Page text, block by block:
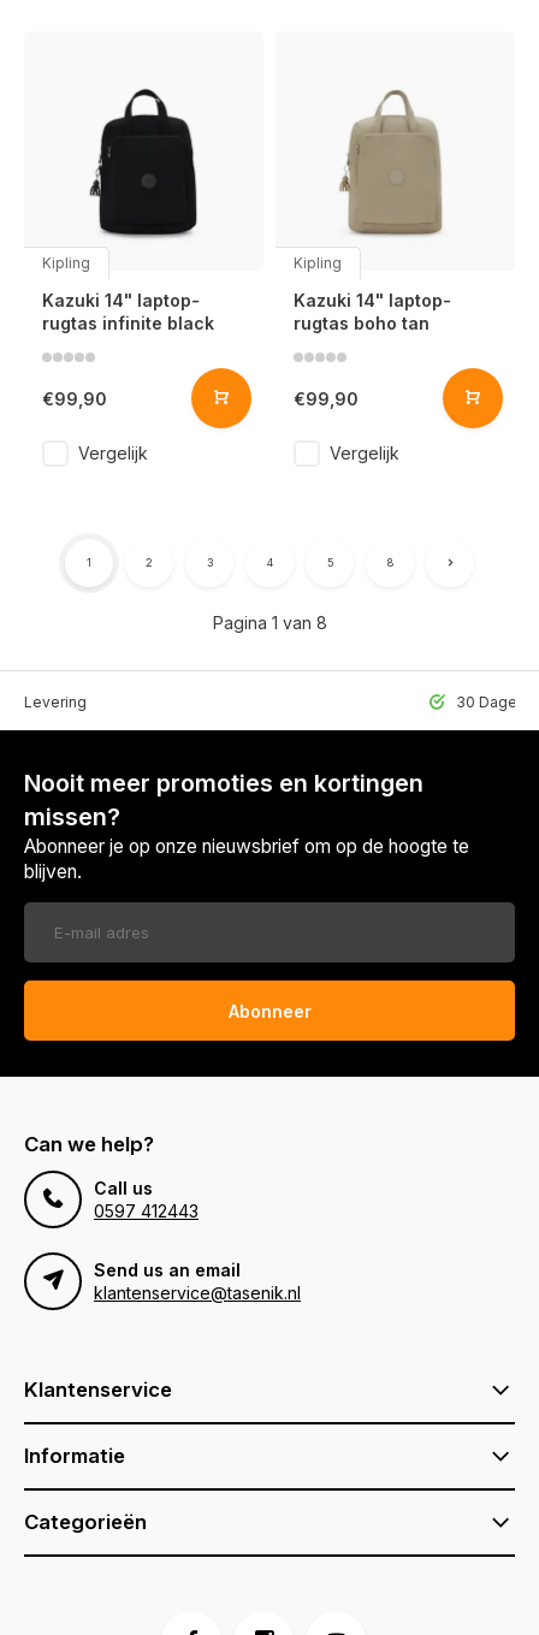
Kipling
Kazuki 14" laptop-
rugtas infinite black
€99,90
Vergelijk
Kipling
Kazuki 14" laptop-
rugtas boho tan
€99,90
Vergelijk
Pagina 1 van 8
1 2 3 4 5 8
Levering 30 Dagen
Nooit meer promoties en kortingen
missen?
Abonneer je op onze nieuwsbrief om op de hoogte te
blijven.
Abonneer
Can we help?
Call us
0597 412443
Send us an email
klantenservice@tasenik.nl
Klantenservice
Informatie
Categorieën